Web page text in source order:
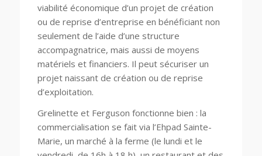
viabilité économique d’un projet de création
ou de reprise d’entreprise en bénéficiant non
seulement de l’aide d’une structure
accompagnatrice, mais aussi de moyens
matériels et financiers. Il peut sécuriser un
projet naissant de création ou de reprise
d’exploitation.
Grelinette et Ferguson fonctionne bien : la
commercialisation se fait via l’Ehpad Sainte-
Marie, un marché à la ferme (le lundi et le